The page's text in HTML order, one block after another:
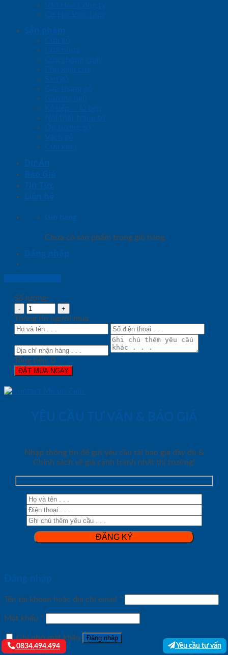
Văn Hóa Công ty
Cơ Hội Việc Làm
Sản phẩm
Cửa gỗ
Cửa nhựa
Cửa chống cháy
Phụ kiện cửa
Sàn gỗ
Cầu thang gỗ
Giường ngủ
Kệ bếp – Tủ bếp
Nội thất trang trí
Ốp tường gỗ
Vách gỗ
Cửa kính
Dự Án
Báo Giá
Tin Tức
Liên hệ
Giỏ hàng
Chưa có sản phẩm trong giỏ hàng.
Đăng nhập
Số lượng:
Thông tin người mua
Tổng tiền: 0
ĐẶT MUA NGAY
0834.494.494 Yêu cầu tư vấn
YÊU CẦU TƯ VẤN & BÁO GIÁ
Nhập thông tin để gửi yêu cầu tải báo giá đầy đủ &
Chính sách về giá cạnh tranh nhất thị trường!
Đăng nhập
Tên tài khoản hoặc địa chỉ email *
Mật khẩu *
Ghi nhớ mật khẩu Đăng nhập